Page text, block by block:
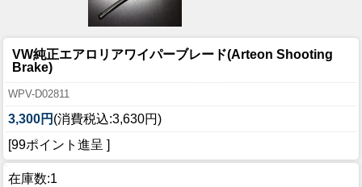
VW純正エアロリアワイパーブレード(Arteon Shooting
Brake)
WPV-D02811
3,300円 (消費税込:3,630円)
[99ポイント進呈 ]
在庫数:1